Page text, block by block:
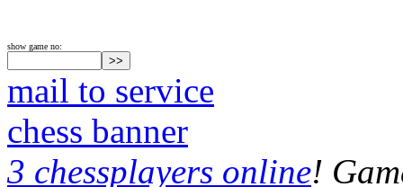
show game no:
mail to service
chess banner
3 chessplayers online!